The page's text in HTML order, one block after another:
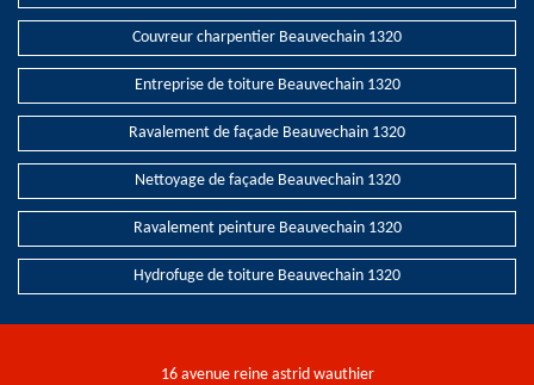
Couvreur charpentier Beauvechain 1320
Entreprise de toiture Beauvechain 1320
Ravalement de façade Beauvechain 1320
Nettoyage de façade Beauvechain 1320
Ravalement peinture Beauvechain 1320
Hydrofuge de toiture Beauvechain 1320
16 avenue reine astrid wauthier